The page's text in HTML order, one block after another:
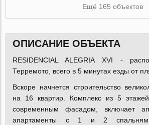
Ещё 165 объектов
ОПИСАНИЕ ОБЪЕКТА
RESIDENCIAL ALEGRIA XVI -
Терремото, всего в 5 минутах езды от
Вскоре начнется строительство
на 16 квартир. Комплекс из 5
современным фасадом, включает
апартаменты с 1 и 2